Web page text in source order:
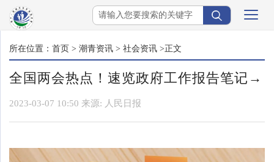
所在位置： 首页 > 潮青资讯 > 社会资讯 >正文
全国两会热点！速览政府工作报告笔记→
2023-03-07 10:50 来源: 人民日报